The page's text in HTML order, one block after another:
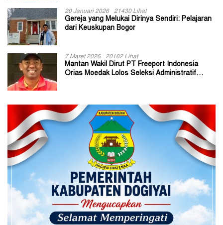
20 Januari 2026 21430 Lihat
Gereja yang Melukai Dirinya Sendiri: Pelajaran
dari Keuskupan Bogor
7 Maret 2026 20102 Lihat
Mantan Wakil Dirut PT Freeport Indonesia
Orias Moedak Lolos Seleksi Administratif